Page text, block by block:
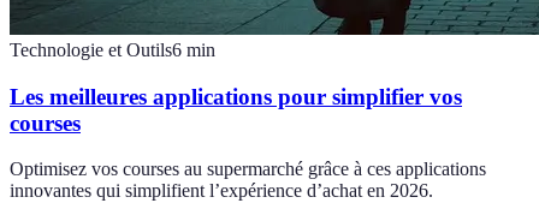
Technologie et Outils6 min
Les meilleures applications pour simplifier vos
courses
Optimisez vos courses au supermarché grâce à ces applications
innovantes qui simplifient l’expérience d’achat en 2026.